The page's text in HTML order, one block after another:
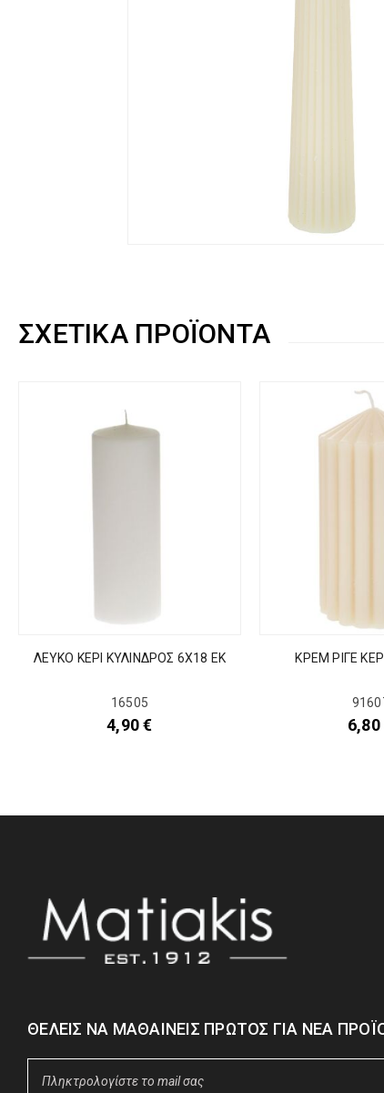
ΣΧΕΤΙΚΆ ΠΡΟΪΌΝΤΑ
ΛΕΥΚΟ ΚΕΡΙ ΚΥΛΙΝΔΡΟΣ 6Χ18 ΕΚ
16505
4,90€
ΚΡΕΜ ΡΙΓΕ
6,80
ΘΈΛΕΙΣ ΝΑ ΜΑΘΑΊΝΕΙΣ ΠΡΏΤΟΣ ΓΙΑ ΝΈΑ